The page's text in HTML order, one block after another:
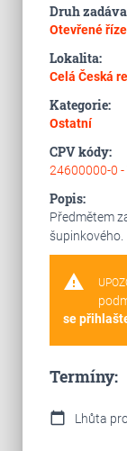
Druh
Otevřené
Lokalita:
Celá Česká
Kategorie:
Ostatní
CPV kódy:
24600000-0 -
Popis:
Předmětem
šupinkového.
warning
se
Termíny:
calendar_today Lhůta